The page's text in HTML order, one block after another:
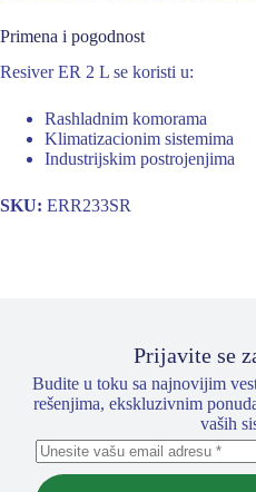
Primena i pogodnost
Resiver ER 2 L se koristi u:
Rashladnim komorama
Klimatizacionim sistemima
Industrijskim postrojenjima
SKU: ERR233SR
Prijavite se
Budite u toku sa najnovijim
rešenjima, ekskluzivnim
vaših